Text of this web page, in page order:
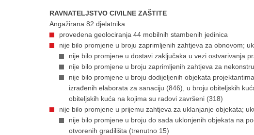
RAVNATELJSTVO CIVILNE ZAŠTITE
Angažirana 82 djelatnika
provedena geolociranja 44 mobilnih stambenih jedinica
nije bilo promjene u broju zaprimljenih zahtjeva za obnovom;
nije bilo promjene u dostavi zaključaka u vezi ostvarivanja
nije bilo promjene u broju zaprimljenih zahtjeva za
nije bilo promjene u broju dodijeljenih objekata
izrađenih elaborata za sanaciju (846), u broju obiteljskih
obiteljskih kuća na kojima su radovi završeni (318)
nije bilo promjene u prijemu zahtjeva za uklanjanje objekata;
nije bilo promjene u broju do sada uklonjenih objekata na
otvorenih gradilišta (trenutno 15)